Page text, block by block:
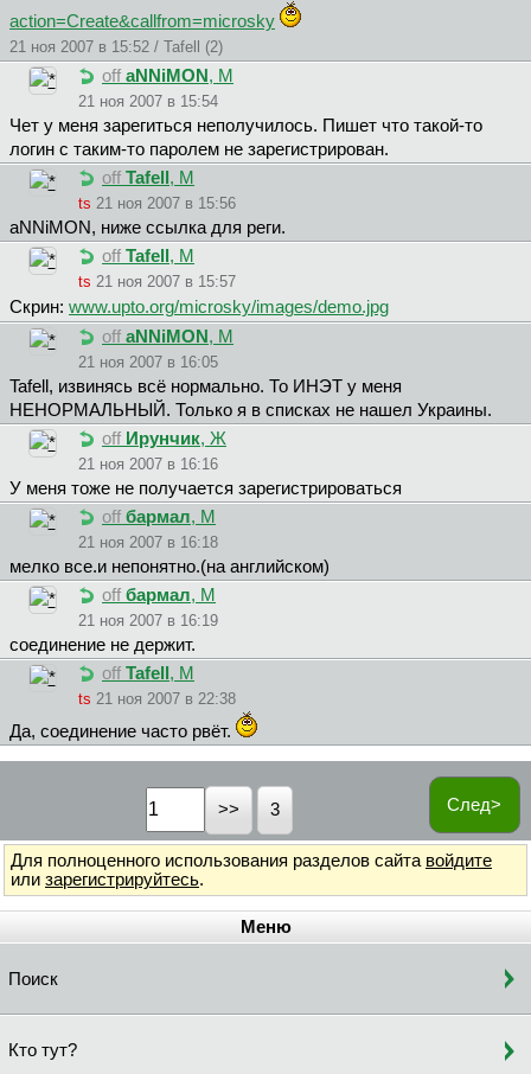
action=Create&callfrom=microsky
21 ноя 2007 в 15:52 / Tafell (2)
off aNNiMON , М
21 ноя 2007 в 15:54
Чет у меня зарегиться неполучилось. Пишет что такой-то
логин с таким-то паролем не зарегистрирован.
off Tafell , М
ts 21 ноя 2007 в 15:56
aNNiMON, ниже ссылка для реги.
off Tafell , М
ts 21 ноя 2007 в 15:57
Скрин: www.upto.org/microsky/images/demo.jpg
off aNNiMON , М
21 ноя 2007 в 16:05
Tafell, извинясь всё нормально. То ИНЭТ у меня
НЕНОРМАЛЬНЫЙ. Только я в списках не нашел Украины.
off Ирунчик, Ж
21 ноя 2007 в 16:16
У меня тоже не получается зарегистрироваться
off бapмaл, М
21 ноя 2007 в 16:18
мелко все.и непонятно.(на английском)
off бapмaл, М
21 ноя 2007 в 16:19
соединение не держит.
off Tafell , М
ts 21 ноя 2007 в 22:38
Да, соединение часто рвёт.
След>
3
Для полноценного использования разделов сайта войдите
или зарегистрируйтесь.
Меню
Поиск
Кто тут?